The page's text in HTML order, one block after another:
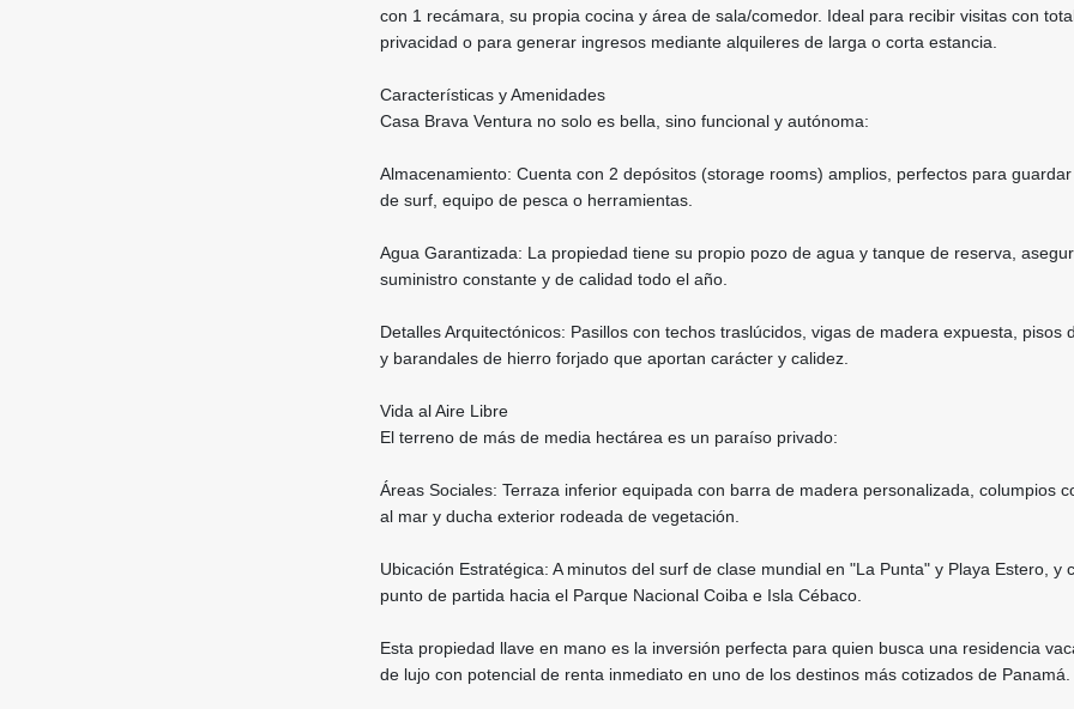
con 1 recámara, su propia cocina y área de sala/comedor. Ideal para recibir visitas con
privacidad o para generar ingresos mediante alquileres de larga o corta estancia.
Características y Amenidades
Casa Brava Ventura no solo es bella, sino funcional y autónoma:
Almacenamiento: Cuenta con 2 depósitos (storage rooms) amplios, perfectos para
de surf, equipo de pesca o herramientas.
Agua Garantizada: La propiedad tiene su propio pozo de agua y tanque de reserva,
suministro constante y de calidad todo el año.
Detalles Arquitectónicos: Pasillos con techos traslúcidos, vigas de madera expuesta, pisos
y barandales de hierro forjado que aportan carácter y calidez.
Vida al Aire Libre
El terreno de más de media hectárea es un paraíso privado:
Áreas Sociales: Terraza inferior equipada con barra de madera personalizada, columpios
al mar y ducha exterior rodeada de vegetación.
Ubicación Estratégica: A minutos del surf de clase mundial en "La Punta" y Playa Estero, y
punto de partida hacia el Parque Nacional Coiba e Isla Cébaco.
Esta propiedad llave en mano es la inversión perfecta para quien busca una residencia
de lujo con potencial de renta inmediato en uno de los destinos más cotizados de Panamá.